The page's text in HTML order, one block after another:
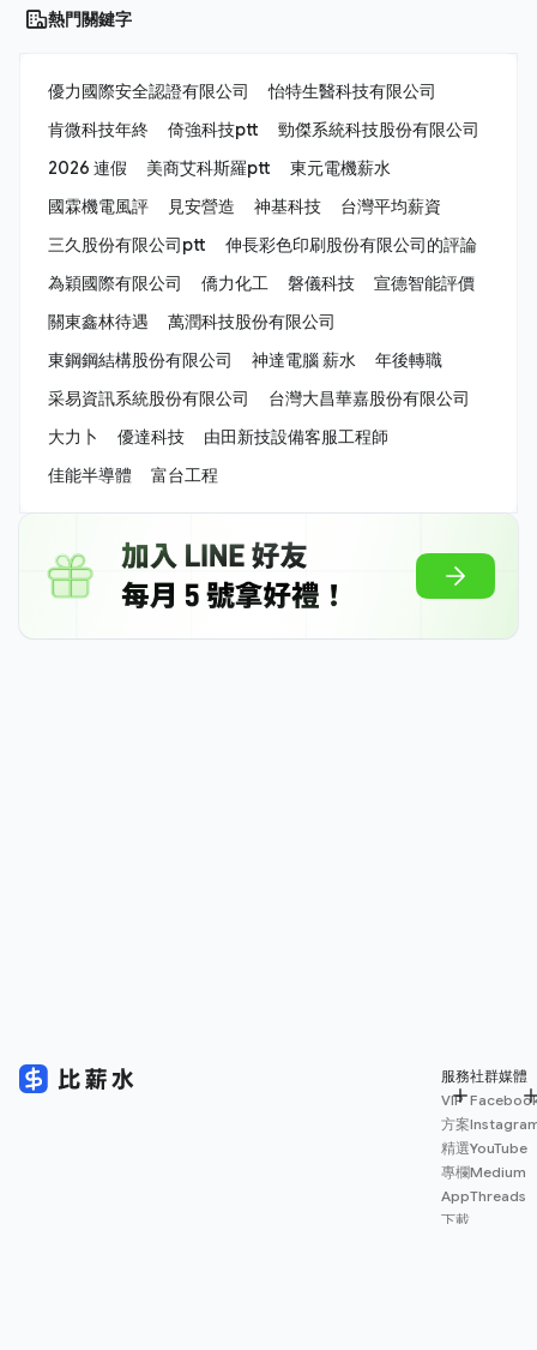
熱門關鍵字
優力國際安全認證有限公司
怡特生醫科技有限公司
肯微科技年終
倚強科技ptt
勁傑系統科技股份有限公司
2026 連假
美商艾科斯羅ptt
東元電機薪水
國霖機電風評
見安營造 神基科技
台灣平均薪資
三久股份有限公司ptt
伸長彩色印刷股份有限公司的評論
為穎國際有限公司
僑力化工 磐儀科技
宣德智能評價
關東鑫林待遇
萬潤科技股份有限公司
東鋼鋼結構股份有限公司
神達電腦 薪水
年後轉職
采易資訊系統股份有限公司
台灣大昌華嘉股份有限公司
大力卜
優達科技
由田新技設備客服工程師
佳能半導體
富台工程
服務
VIP
方案
精選
專欄
App
下載
社群媒體
YouTube
Medium
Threads